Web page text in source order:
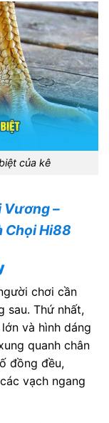
của kê
Vương –
Chọi Hi88
chơi cần
sau. Thứ nhất,
và hình dáng
quanh chân
đồng đều,
vạch ngang